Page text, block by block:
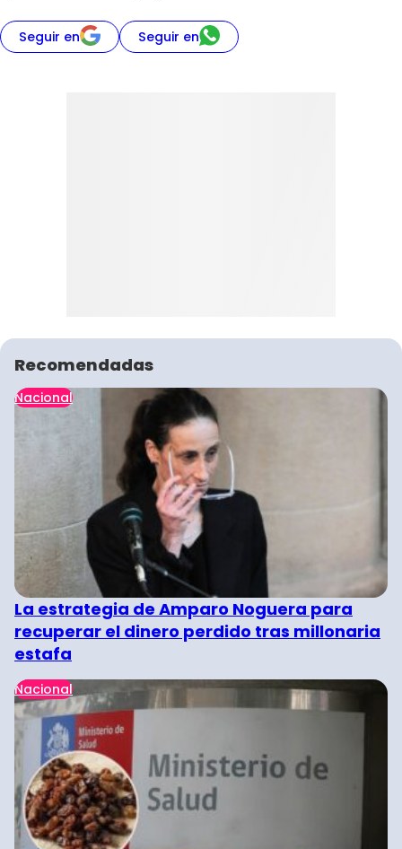
Seguir en Seguir en
Recomendadas
Nacional
La estrategia de Amparo Noguera para
recuperar el dinero perdido tras millonaria
estafa
Nacional